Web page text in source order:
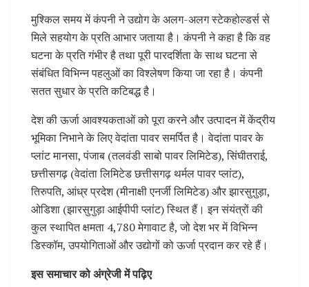
मुश्किल समय में कंपनी ने उद्योग के अलग-अलग स्टेकहोल्डर्स से
मिले सहयोग के प्रति आभार जताया है। कंपनी ने कहा है कि वह
घटना के प्रति गंभीर है तथा पूरी पारदर्शिता के साथ घटना से
संबंधित विभिन्न पहलुओं का विश्लेषण किया जा रहा है। कंपनी
सतत सुधार के प्रति कटिबद्ध है।
देश की ऊर्जा आवश्यकताओं को पूरा करने और उत्पादन में केंद्रीय
भूमिका निभाने के लिए वेदांता पावर समर्पित है। वेदांता पावर के
प्लांट मानसा, पंजाब (तलवंडी साबो पावर लिमिटेड), सिंघीतराई,
छत्तीसगढ़ (वेदांता लिमिटेड छत्तीसगढ़ थर्मल पावर प्लांट),
तिरुपति, आंध्र प्रदेश (मीनाक्षी एनर्जी लिमिटेड) और झारसुगु़ड़ा,
ओडिशा (झारसुगुड़ा आईपीपी प्लांट) स्थित हैं। इन संयंत्रों की
कुल स्थापित क्षमता 4,780 मेगावाट है, जो देश भर में विभिन्न
डिस्कॉम, उपयोगिताओं और उद्योगों को ऊर्जा प्रदान कर रहे हैं।
इस समाचार को अंग्रेजी में पढ़िए